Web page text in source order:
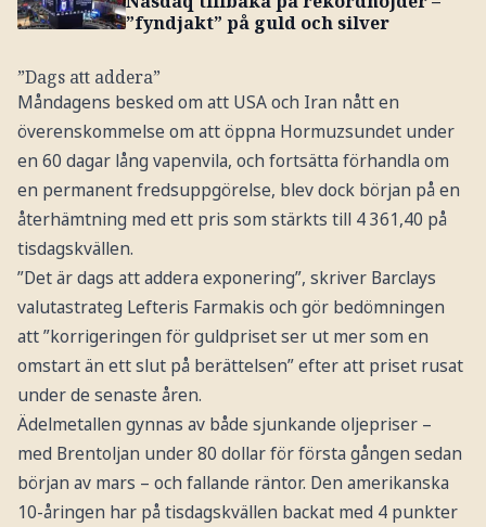
”fyndjakt” på guld och silver
”Dags att addera”
Måndagens besked om att USA och Iran nått en
överenskommelse om att öppna Hormuzsundet under
en 60 dagar lång vapenvila, och fortsätta förhandla om
en permanent fredsuppgörelse, blev dock början på en
återhämtning med ett pris som stärkts till 4 361,40 på
tisdagskvällen.
”Det är dags att addera exponering”, skriver Barclays
valutastrateg Lefteris Farmakis och gör bedömningen
att ”korrigeringen för guldpriset ser ut mer som en
omstart än ett slut på berättelsen” efter att priset rusat
under de senaste åren.
Ädelmetallen gynnas av både sjunkande oljepriser –
med Brentoljan under 80 dollar för första gången sedan
början av mars – och fallande räntor. Den amerikanska
10-åringen har på tisdagskvällen backat med 4 punkter